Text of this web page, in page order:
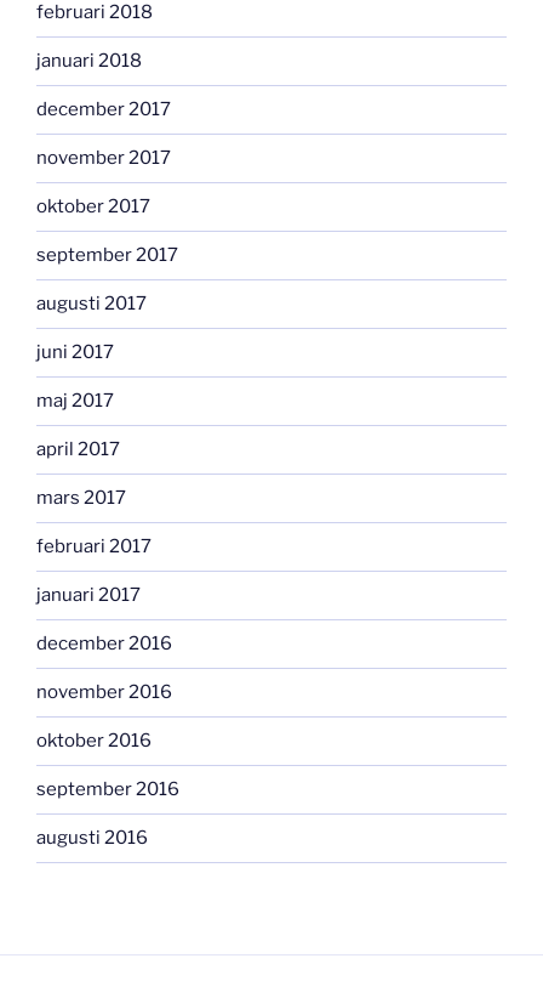
februari 2018
januari 2018
december 2017
november 2017
oktober 2017
september 2017
augusti 2017
juni 2017
maj 2017
april 2017
mars 2017
februari 2017
januari 2017
december 2016
november 2016
oktober 2016
september 2016
augusti 2016